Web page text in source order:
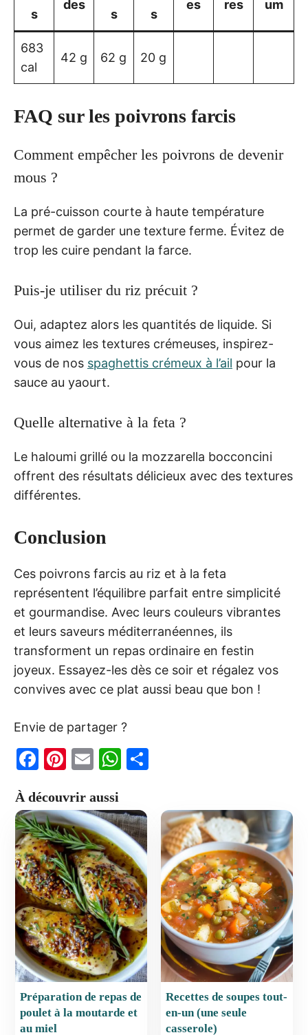
s
des
s
s
es res um
683
cal
42 g 62 g 20 g
FAQ sur les poivrons farcis
Comment empêcher les poivrons de devenir
mous ?
La pré-cuisson courte à haute température
permet de garder une texture ferme. Évitez de
trop les cuire pendant la farce.
Puis-je utiliser du riz précuit ?
Oui, adaptez alors les quantités de liquide. Si
vous aimez les textures crémeuses, inspirez-
vous de nos spaghettis crémeux à l’ail pour la
sauce au yaourt.
Quelle alternative à la feta ?
Le haloumi grillé ou la mozzarella bocconcini
offrent des résultats délicieux avec des textures
différentes.
Conclusion
Ces poivrons farcis au riz et à la feta
représentent l’équilibre parfait entre simplicité
et gourmandise. Avec leurs couleurs vibrantes
et leurs saveurs méditerranéennes, ils
transforment un repas ordinaire en festin
joyeux. Essayez-les dès ce soir et régalez vos
convives avec ce plat aussi beau que bon !
Envie de partager ?
F
c
e
b
o
o
k
Pi
er
e
st
E
ai
l
W
s
A
p
p
g
er
À découvrir aussi
Préparation de repas de
poulet à la moutarde et
au miel
Recettes de soupes tout-
en-un (une seule
casserole)